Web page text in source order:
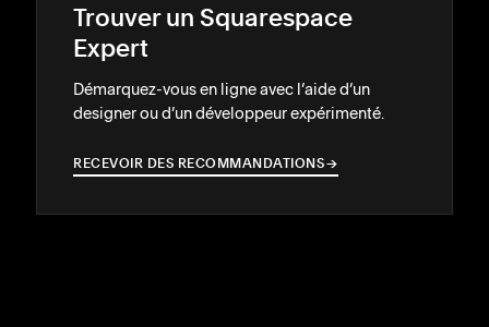
Trouver un Squarespace
Expert
Démarquez-vous en ligne avec l’aide d’un
designer ou d’un développeur expérimenté.
RECEVOIR DES RECOMMANDATIONS→
→